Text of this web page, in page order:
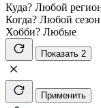
Куда? Любой
Когда? Любой сезон
Хобби? Любые
Показать 2
Применить